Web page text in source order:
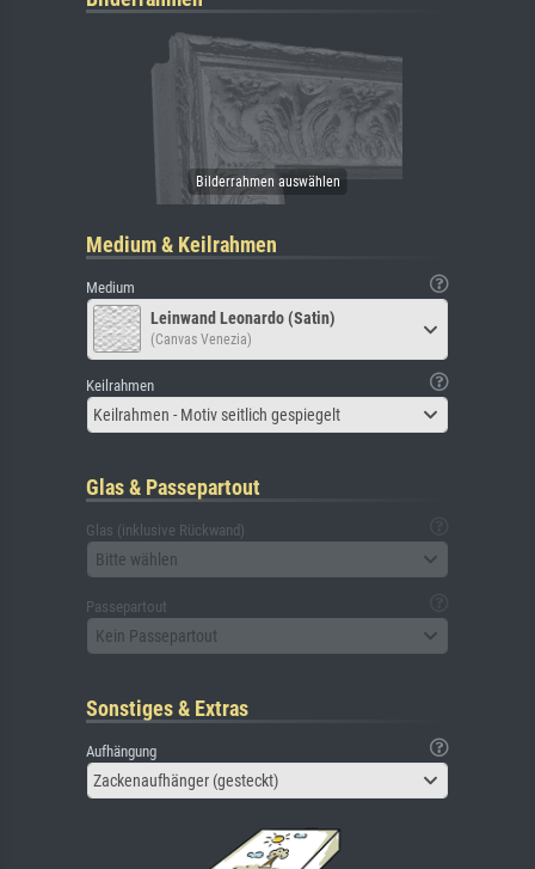
Medium & Keilrahmen
Medium
Leinwand Leonardo (Satin)
(Canvas Venezia)
Keilrahmen
Keilrahmen - Motiv seitlich gespiegelt
Glas & Passepartout
Glas (inklusive Rückwand)
Bitte wählen
Passepartout
Kein Passepartout
Sonstiges & Extras
Aufhängung
Zackenaufhänger (gesteckt)